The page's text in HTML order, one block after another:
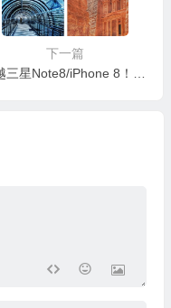
下一篇